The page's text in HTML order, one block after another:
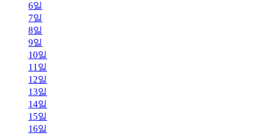
6일
7일
8일
9일
10일
11일
12일
13일
14일
15일
16일